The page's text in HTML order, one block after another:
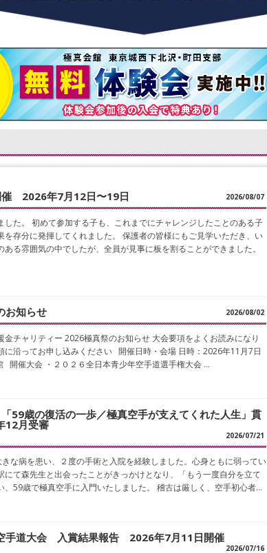
催 2026年7月12日〜19日 2026/08/07
した。 初めて参加する子も、これまでにチャレンジしたことのある子
を存分に発揮してくれました。 保護者の皆様にもご見学いただき、い
る雰囲気の中でしたが、全員が見事に板を割ることができました。
お知らせ 2026/08/02
金チャリティー 2026極真祭のお知らせ 大会要項をよくお読みになり
に沿ってお申し込みください 開催日時・会場 日時：2026年11月7日
開催大会 ・２０２６全日本青少年空手道選手権大会 …
59歳の復活の一歩／極真空手が支えてくれた人生」貫
月受審
2026/07/21
な病を患い、２度の手術と入院を経験しました。心身ともに弱ってい
にて森先生と出会ったことがきっかけとなり、「もう一度自分を立て
、59歳で極真空手に入門いたしました。 稽古は厳しく、空手初心者…
手道大会 入賞結果報告 2026年7月11日開催
2026/07/16